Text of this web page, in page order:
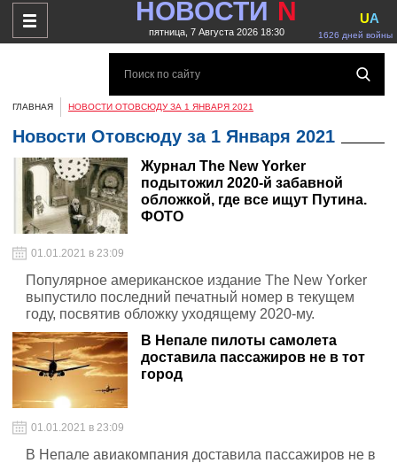
НОВОСТИ N
пятница, 7 Августа 2026 18:30 1626 дней войны
UA
ГЛАВНАЯ НОВОСТИ ОТОВСЮДУ ЗА 1 ЯНВАРЯ 2021
Новости Отовсюду за 1 Января 2021
Журнал The New Yorker
подытожил 2020-й забавной
обложкой, где все ищут Путина.
ФОТО
01.01.2021 в 23:09
Популярное американское издание The New Yorker
выпустило последний печатный номер в текущем
году, посвятив обложку уходящему 2020-му.
В Непале пилоты самолета
доставила пассажиров не в тот
город
01.01.2021 в 23:09
В Непале авиакомпания доставила пассажиров не в